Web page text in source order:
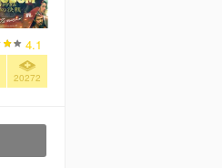
4.1
20272